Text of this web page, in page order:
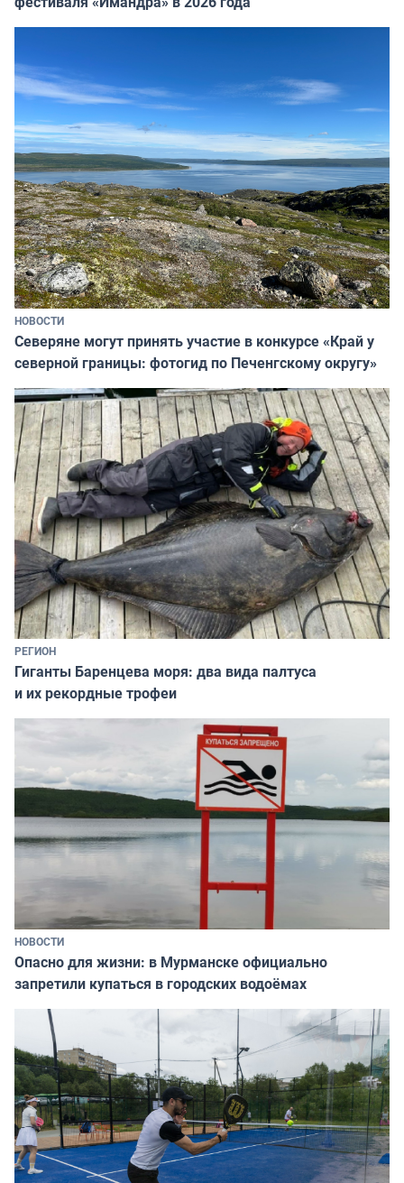
НОВОСТИ
Северяне могут принять участие в конкурсе «Край у
северной границы: фотогид по Печенгскому округу»
РЕГИОН
Гиганты Баренцева моря: два вида палтуса
и их рекордные трофеи
НОВОСТИ
Опасно для жизни: в Мурманске официально
запретили купаться в городских водоёмах